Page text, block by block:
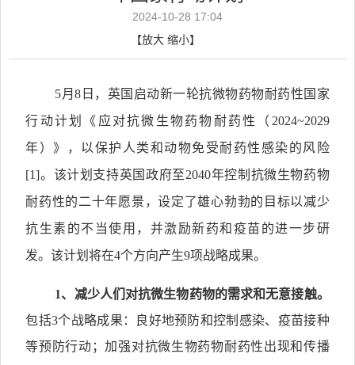
2024-10-28 17:04
【放大 缩小】
5月8日，英国启动新一轮抗微物药物耐药性国家
行动计划《应对抗微生物药物耐药性（2024~2029
年）》，以保护人类和动物免受耐药性感染的风险
[1]。该计划支持英国政府至2040年控制抗微生物药物
耐药性的二十年愿景，设定了雄心勃勃的目标以减少
抗生素的不当使用，并激励新药和疫苗的进一步研
发。该计划将在4个方向产生9项战略成果。
1、减少人们对抗微生物药物的需求和无意接触。
包括3个战略成果：良好地预防和控制感染、疫苗接种
等预防行动；加强对抗微生物药物耐药性出现和传播